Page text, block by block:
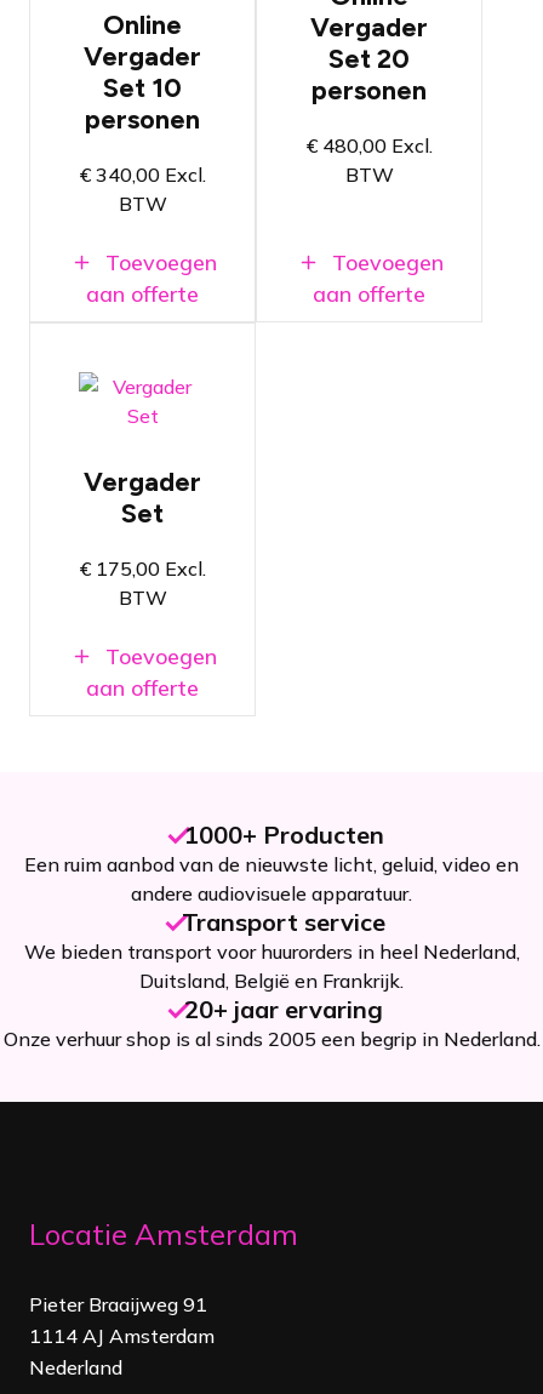
Geschikt
voor
platform
naar keuze,
Teams,
Webex of
Google Meet
Online
Vergader
Set 10
personen
€340,00Excl.
BTW
Toevoegen
aan offerte
Geschikt
voor
platform
naar keuze,
zoals MS
Zoom,
Webex of
Vergader
Set 20
personen
€480,00Excl.
BTW
Toevoegen
aan offerte
Vergaderset
met twee
een
mengtafel
Voeg eenvoudig
benodigde
tafelmicrofoons
toe
technicus
nodig voor
Beschikbaar
Amsterdam
en Breda
Vergader
Set
€175,00Excl.
BTW
Toevoegen
aan offerte
1000+ Producten
Een ruim aanbod van de nieuwste licht, geluid, video en
andere audiovisuele apparatuur.
Transport service
We bieden transport voor huurorders in heel Nederland,
Duitsland, België en Frankrijk.
20+ jaar ervaring
Onze verhuur shop is al sinds 2005 een begrip in Nederland.
Locatie Amsterdam
Pieter Braaijweg 91
1114 AJ Amsterdam
Nederland